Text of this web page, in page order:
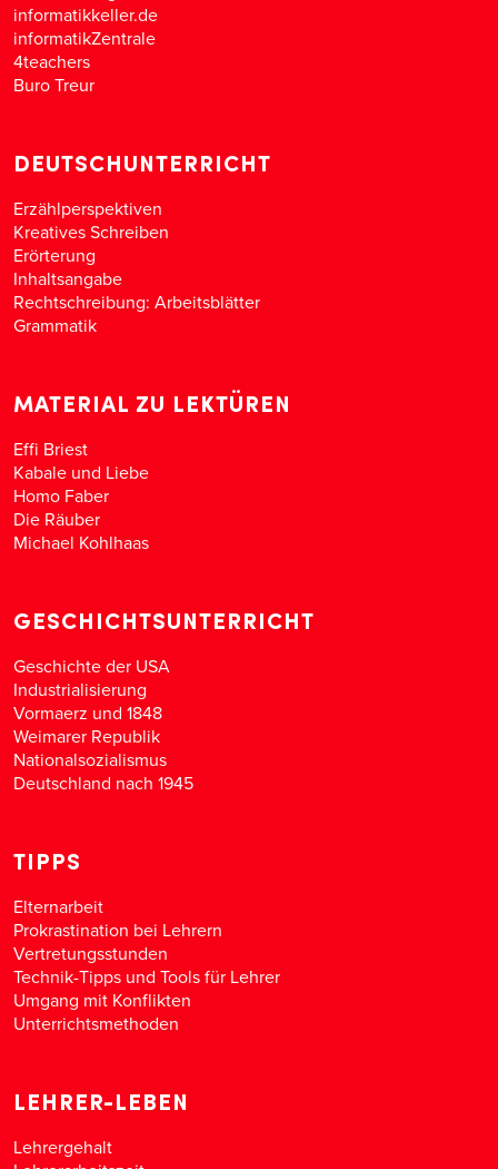
informatikkeller.de
informatikZentrale
4teachers
Buro Treur
DEUTSCHUNTERRICHT
Erzählperspektiven
Kreatives Schreiben
Erörterung
Inhaltsangabe
Rechtschreibung: Arbeitsblätter
Grammatik
MATERIAL ZU LEKTÜREN
Effi Briest
Kabale und Liebe
Homo Faber
Die Räuber
Michael Kohlhaas
GESCHICHTSUNTERRICHT
Geschichte der USA
Industrialisierung
Vormaerz und 1848
Weimarer Republik
Nationalsozialismus
Deutschland nach 1945
TIPPS
Elternarbeit
Prokrastination bei Lehrern
Vertretungsstunden
Technik-Tipps und Tools für Lehrer
Umgang mit Konflikten
Unterrichtsmethoden
LEHRER-LEBEN
Lehrergehalt